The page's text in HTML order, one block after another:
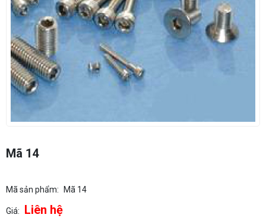
Mã 14
Mã sản phẩm: Mã 14
Giá: Liên hệ